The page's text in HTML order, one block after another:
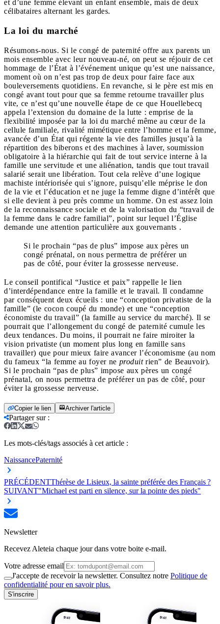
et d’une femme élevant un enfant ensemble, mais de deux
célibataires alternant les gardes.
La loi du marché
Résumons-nous. Si le congé de paternité offre aux parents un
mois ensemble avec leur nouveau-né, on peut se réjouir de cet
hommage de l’État à l’événement unique qu’est une naissance,
moment où on n’est pas trop de deux pour faire face aux
bouleversements quotidiens. En revanche, si le père est mis en
congé avant tout pour que sa femme retourne travailler plus
vite, ce n’est qu’une nouvelle étape de ce que Houellebecq
appela l’extension du domaine de la lutte : emprise de la
flexibilité imposée par la loi du marché même au cœur de la
cellule familiale, rivalité mimétique entre l’homme et la femme,
avancée d’un État qui régente la vie des familles jusqu’à la
répartition des biberons et des machines à laver, soumission
obligatoire à la hiérarchie qui fait de tout service interne à la
famille une servitude et une aliénation, tandis que tout travail
salarié serait une libération. Tout cela relève d’une logique
machiste intériorisée qui s’ignore, puisqu’elle méprise le don
de la vie et l’éducation et ne juge la femme digne d’intérêt que
si elle devient à peu près comme un homme. On est assez loin
de la reconnaissance sociale et de la valorisation du “travail de
la femme dans le cadre familial”, point sur lequel l’Église
demande une attention particulière aux gouvernants .
Si le prochain “pas de plus” impose aux pères un
congé prénatal, on nous permettra de préférer un
pas de côté, pour éviter la grossesse nerveuse.
Le conseil pontifical “Justice et paix” rappelle le lien
d’interdépendance entre la famille et le travail. Il condamne
par conséquent deux écueils : une “conception privatiste de la
famille” (le cocon coupé du monde) et une “conception
économiste du travail” (la famille au service du marché). Il se
pourrait que l’allongement du congé de paternité cumule les
deux tendances. Du moins, il pourrait ne faire miroiter la
vision privatiste (un moment plus long en famille sans
travailler) que pour mieux faire avancer l’économisme (au nom
du fameux “la femme au foyer ne produitrien” de Beauvoir).
Si le prochain “pas de plus” impose aux pères un congé
prénatal, on nous permettra de préférer un pas de côté, pour
éviter la grossesse nerveuse.
Copier le lien Archiver l'article
Partager sur:
Les mots-clés/tags associés à cet article :
NaissancePaternité
PRÉCÉDENTThérèse de Lisieux, la sainte préférée des Français ?
SUIVANT"Michael est parti en silence, sur la pointe des pieds"
Newsletter
Recevez Aleteia chaque jour dans votre boite e-mail.
Votre adresse email
J'accepte de recevoir la newsletter. Consultez notre Politique de
confidentialité pour en savoir plus.
S'inscrire